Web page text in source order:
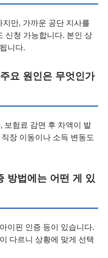
만, 가까운 공단 지사를
신청 가능합니다. 본인 상
니다.
요 원인은 무엇인가
보험료 감면 후 차액이 발
장 이동이나 소득 변동도
방법에는 어떤 게 있
이핀 인증 등이 있습니다.
다르니 상황에 맞게 선택